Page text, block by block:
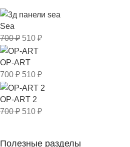
Sea
700₽ 510 ₽
OP-ART
700₽ 510 ₽
OP-ART 2
700₽ 510 ₽
Полезные разделы